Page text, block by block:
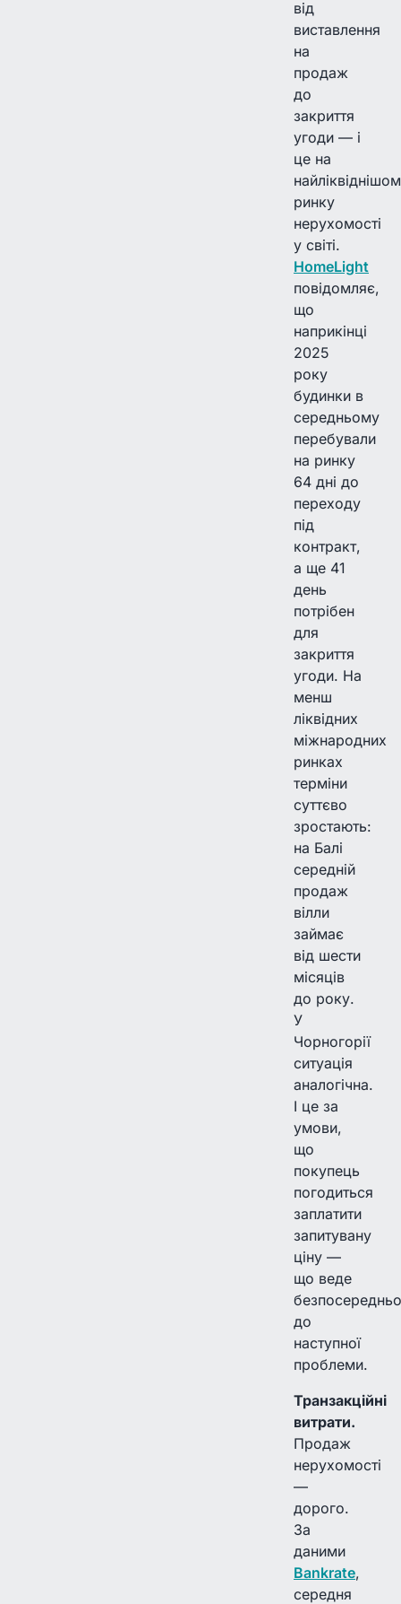
від
виставлення
на
продаж
до
закриття
угоди — і
це на
ринку
нерухомості
у світі.
HomeLight
повідомляє,
що
наприкінці
2025
року
будинки в
середньому
перебували
на ринку
64 дні до
переходу
під
контракт,
а ще 41
день
потрібен
для
закриття
угоди. На
менш
ліквідних
міжнародних
ринках
терміни
суттєво
зростають:
на Балі
середній
продаж
вілли
займає
від шести
місяців
до року.
У
Чорногорії
ситуація
аналогічна.
І це за
умови,
що
покупець
погодиться
заплатити
запитувану
ціну —
що веде
безпосередньо
до
наступної
проблеми.
Транзакційні
витрати.
Продаж
нерухомості
—
дорого.
За
даними
Bankrate,
середня